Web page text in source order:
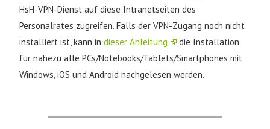
HsH-VPN-Dienst auf diese Intranetseiten des
Personalrates zugreifen. Falls der VPN-Zugang noch nicht
installiert ist, kann indieser Anleitung
die Installation
für nahezu alle PCs/Notebooks/Tablets/Smartphones mit
Windows, iOS und Android nachgelesen werden.